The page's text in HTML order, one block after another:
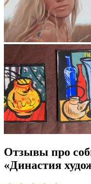
Отзывы про
«Династия